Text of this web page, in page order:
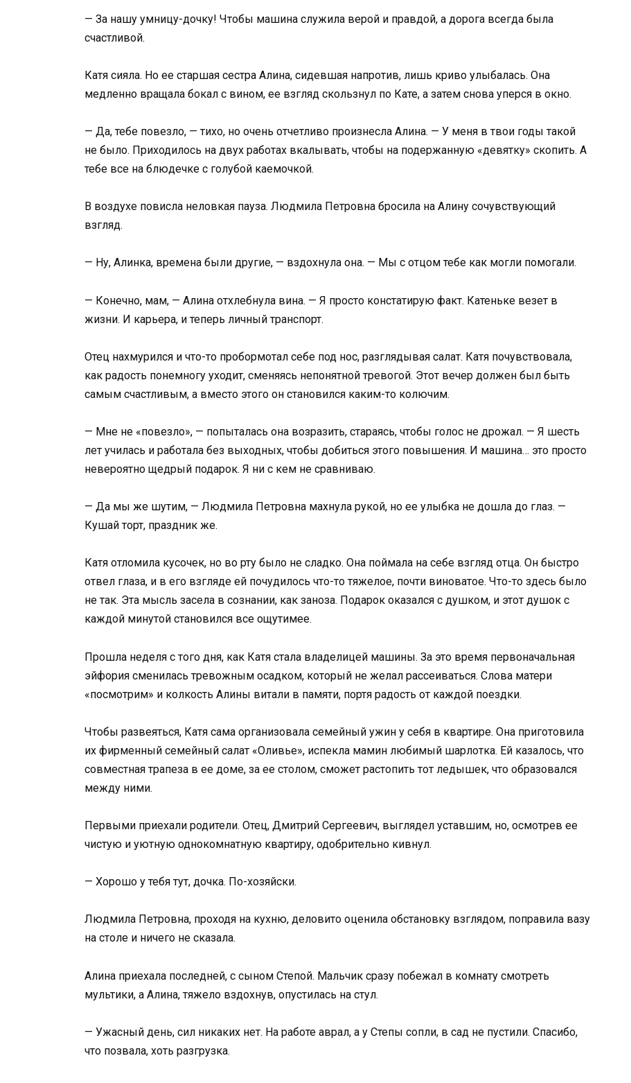
— За нашу умницу-дочку! Чтобы машина служила верой и правдой, а дорога всегда была
счастливой.
Катя сияла. Но ее старшая сестра Алина, сидевшая напротив, лишь криво улыбалась. Она
медленно вращала бокал с вином, ее взгляд скользнул по Кате, а затем снова уперся в окно.
— Да, тебе повезло, — тихо, но очень отчетливо произнесла Алина. — У меня в твои годы такой
не было. Приходилось на двух работах вкалывать, чтобы на подержанную «девятку» скопить. А
тебе все на блюдечке с голубой каемочкой.
В воздухе повисла неловкая пауза. Людмила Петровна бросила на Алину сочувствующий
взгляд.
— Ну, Алинка, времена были другие, — вздохнула она. — Мы с отцом тебе как могли помогали.
— Конечно, мам, — Алина отхлебнула вина. — Я просто констатирую факт. Катеньке везет в
жизни. И карьера, и теперь личный транспорт.
Отец нахмурился и что-то пробормотал себе под нос, разглядывая салат. Катя почувствовала,
как радость понемногу уходит, сменяясь непонятной тревогой. Этот вечер должен был быть
самым счастливым, а вместо этого он становился каким-то колючим.
— Мне не «повезло», — попыталась она возразить, стараясь, чтобы голос не дрожал. — Я шесть
лет училась и работала без выходных, чтобы добиться этого повышения. И машина… это просто
невероятно щедрый подарок. Я ни с кем не сравниваю.
— Да мы же шутим, — Людмила Петровна махнула рукой, но ее улыбка не дошла до глаз. —
Кушай торт, праздник же.
Катя отломила кусочек, но во рту было не сладко. Она поймала на себе взгляд отца. Он быстро
отвел глаза, и в его взгляде ей почудилось что-то тяжелое, почти виноватое. Что-то здесь было
не так. Эта мысль засела в сознании, как заноза. Подарок оказался с душком, и этот душок с
каждой минутой становился все ощутимее.
Прошла неделя с того дня, как Катя стала владелицей машины. За это время первоначальная
эйфория сменилась тревожным осадком, который не желал рассеиваться. Слова матери
«посмотрим» и колкость Алины витали в памяти, портя радость от каждой поездки.
Чтобы развеяться, Катя сама организовала семейный ужин у себя в квартире. Она приготовила
их фирменный семейный салат «Оливье», испекла мамин любимый шарлотка. Ей казалось, что
совместная трапеза в ее доме, за ее столом, сможет растопить тот ледышек, что образовался
между ними.
Первыми приехали родители. Отец, Дмитрий Сергеевич, выглядел уставшим, но, осмотрев ее
чистую и уютную однокомнатную квартиру, одобрительно кивнул.
— Хорошо у тебя тут, дочка. По-хозяйски.
Людмила Петровна, проходя на кухню, деловито оценила обстановку взглядом, поправила вазу
на столе и ничего не сказала.
Алина приехала последней, с сыном Степой. Мальчик сразу побежал в комнату смотреть
мультики, а Алина, тяжело вздохнув, опустилась на стул.
— Ужасный день, сил никаких нет. На работе аврал, а у Степы сопли, в сад не пустили. Спасибо,
что позвала, хоть разгрузка.